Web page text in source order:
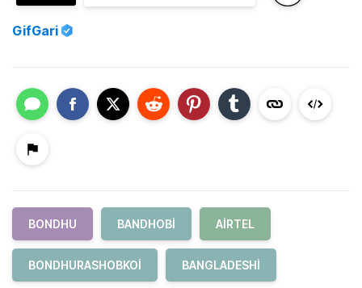
GifGari
BONDHU BANDHOBI AIRTEL
BONDHURASHOBKOI BANGLADESHI